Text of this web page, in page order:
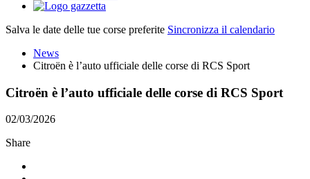
Salva le date delle tue corse preferite Sincronizza il calendario
News
Citroën è l’auto ufficiale delle corse di RCS Sport
Citroën è l’auto ufficiale delle corse di RCS Sport
02/03/2026
Share